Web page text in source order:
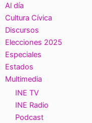
Al día
Cultura Cívica
Discursos
Elecciones 2025
Especiales
Estados
Multimedia
INE TV
INE Radio
Podcast